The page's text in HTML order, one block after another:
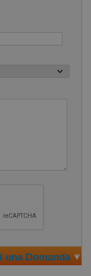
digitale da dito
del pollice
una Domanda